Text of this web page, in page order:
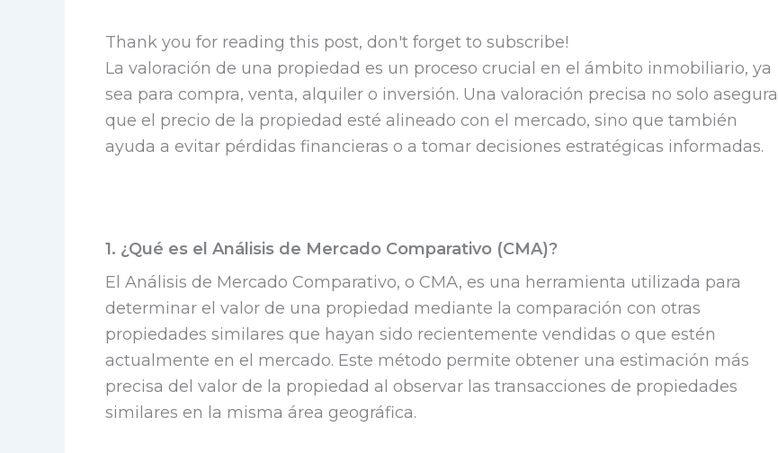
Thank you for reading this post, don't forget to subscribe!
La valoración de una propiedad es un proceso crucial en el ámbito inmobiliario, ya
sea para compra, venta, alquiler o inversión. Una valoración precisa no solo asegura
que el precio de la propiedad esté alineado con el mercado, sino que también
ayuda a evitar pérdidas financieras o a tomar decisiones estratégicas informadas.
1. ¿Qué es el Análisis de Mercado Comparativo (CMA)?
El Análisis de Mercado Comparativo, o CMA, es una herramienta utilizada para
determinar el valor de una propiedad mediante la comparación con otras
propiedades similares que hayan sido recientemente vendidas o que estén
actualmente en el mercado. Este método permite obtener una estimación más
precisa del valor de la propiedad al observar las transacciones de propiedades
similares en la misma área geográfica.